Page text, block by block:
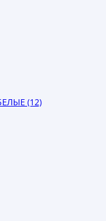
(12)